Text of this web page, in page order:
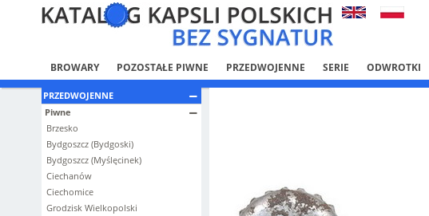
BROWARY POZOSTAŁE PIWNE PRZEDWOJENNE SERIE ODWROTKI
PRZEDWOJENNE
Piwne
Brzesko
Bydgoszcz (Bydgoski)
Bydgoszcz (Myślęcinek)
Ciechanów
Ciechomice
Grodzisk Wielkopolski